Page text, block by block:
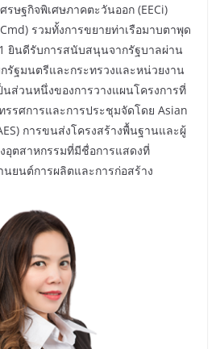
รษฐกิจพิเศษภาคตะวันออก (EECi)
รวมทั้งการขยายท่าเรือมาบตาพุด
ยินดีรับการสนับสนุนจากรัฐบาลผ่าน
รัฐมนตรีและกระทรวงและหน่วยงาน
นส่วนหนึ่งของการวางแผนโครงการที่
รรศการและการประชุมจัดโดย Asian
การขนส่งโครงสร้างพื้นฐานและผู้
อุตสาหกรรมที่มีชื่อการแสดงที่
นยนต์การผลิตและการก่อสร้าง